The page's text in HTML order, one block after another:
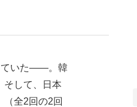
ていた――。韓
そして、日本
全2回の2回